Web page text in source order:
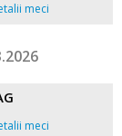
meci
meci